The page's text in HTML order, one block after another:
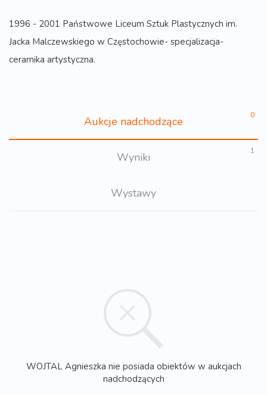
1996 - 2001 Państwowe Liceum Sztuk Plastycznych im.
Jacka Malczewskiego w Częstochowie- specjalizacja-
ceramika artystyczna.
Aukcje nadchodzące 0
Wyniki 1
Wystawy
WOJTAL Agnieszka nie posiada obiektów w aukcjach
nadchodzących